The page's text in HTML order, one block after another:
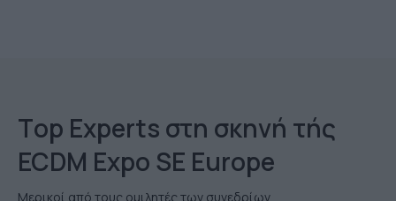
Τop Εxperts στη σκηνή τής
ECDM Expo SE Europe